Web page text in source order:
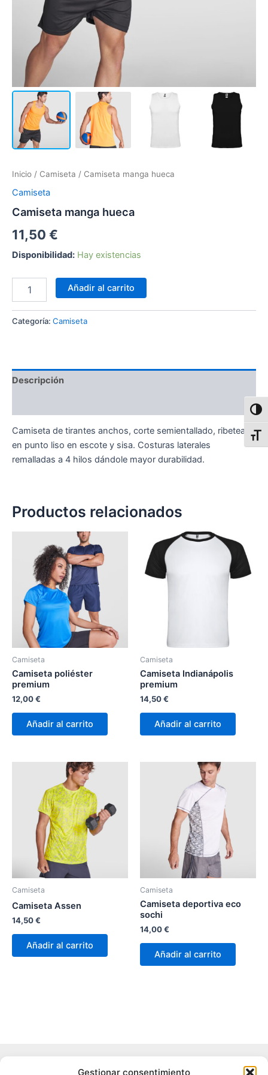
Gestionar consentimiento
Inicio / Camiseta / Camiseta manga hueca
Camiseta
Camiseta manga hueca
11,50 €
Disponibilidad: Hay existencias
manga
cantidad
Añadir al carrito
Categoría: Camiseta
Descripción
Camiseta de tirantes anchos, corte semientallado, ribeteado
en punto liso en escote y sisa. Costuras laterales
remalladas a 4 hilos dándole mayor durabilidad.
Productos relacionados
Camiseta
Camiseta poliéster
premium
12,00€
Añadir al carrito
Camiseta
Camiseta Indianápolis
premium
14,50€
Añadir al carrito
Camiseta
Camiseta Assen
14,50€
Añadir al carrito
Camiseta
Camiseta deportiva eco
sochi
14,00€
Añadir al carrito